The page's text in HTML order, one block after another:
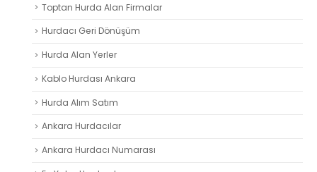
Toptan Hurda Alan Firmalar
Hurdacı Geri Dönüşüm
Hurda Alan Yerler
Kablo Hurdası Ankara
Hurda Alım Satım
Ankara Hurdacılar
Ankara Hurdacı Numarası